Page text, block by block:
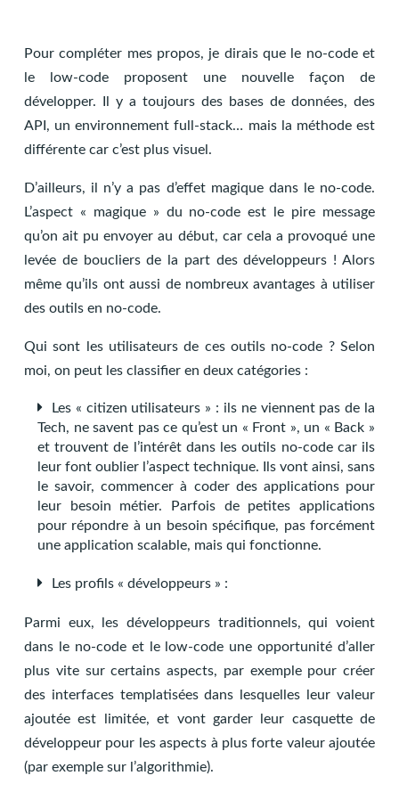
Pour compléter mes propos, je dirais que le no-code et
le low-code proposent une nouvelle façon de
développer. Il y a toujours des bases de données, des
API, un environnement full-stack… mais la méthode est
différente car c’est plus visuel.
D’ailleurs, il n’y a pas d’effet magique dans le no-code.
L’aspect « magique » du no-code est le pire message
qu’on ait pu envoyer au début, car cela a provoqué une
levée de boucliers de la part des développeurs ! Alors
même qu’ils ont aussi de nombreux avantages à utiliser
des outils en no-code.
Qui sont les utilisateurs de ces outils no-code ? Selon
moi, on peut les classifier en deux catégories :
Les « citizen utilisateurs » : ils ne viennent pas de la
Tech, ne savent pas ce qu’est un « Front », un « Back »
et trouvent de l’intérêt dans les outils no-code car ils
leur font oublier l’aspect technique. Ils vont ainsi, sans
le savoir, commencer à coder des applications pour
leur besoin métier. Parfois de petites applications
pour répondre à un besoin spécifique, pas forcément
une application scalable, mais qui fonctionne.
Les profils « développeurs » :
Parmi eux, les développeurs traditionnels, qui voient
dans le no-code et le low-code une opportunité d’aller
plus vite sur certains aspects, par exemple pour créer
des interfaces templatisées dans lesquelles leur valeur
ajoutée est limitée, et vont garder leur casquette de
développeur pour les aspects à plus forte valeur ajoutée
(par exemple sur l’algorithmie).